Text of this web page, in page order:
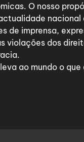
O nosso
nacional
de imprensa,
violações dos
leva ao mundo o